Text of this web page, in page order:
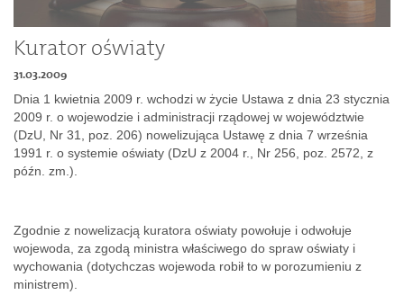
Procedury
Dokumenty
O
Kontakt
Kurator oświaty
31.03.2009
Dnia 1 kwietnia 2009 r. wchodzi w życie Ustawa z dnia 23 stycznia
2009 r. o wojewodzie i administracji rządowej w województwie
(DzU, Nr 31, poz. 206) nowelizująca Ustawę z dnia 7 września
1991 r. o systemie oświaty (DzU z 2004 r., Nr 256, poz. 2572, z
późn. zm.).
Zgodnie z nowelizacją kuratora oświaty powołuje i odwołuje
wojewoda, za zgodą ministra właściwego do spraw oświaty i
wychowania (dotychczas wojewoda robił to w porozumieniu z
ministrem).